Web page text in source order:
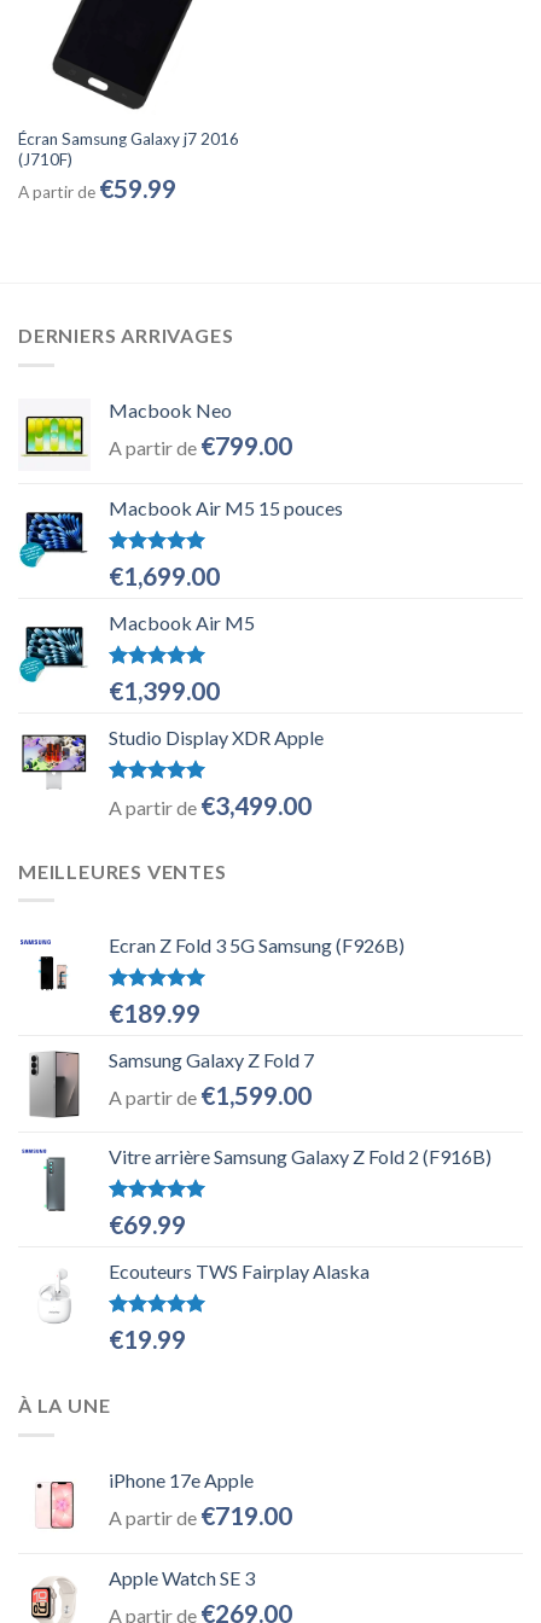
Écran Samsung Galaxy j7 2016
(J710F)
A partir de €59.99
DERNIERS ARRIVAGES
Macbook Neo
A partir de €799.00
Macbook Air M5 15 pouces
Note5.00
sur 5
€1,699.00
Macbook Air M5
Note5.00
sur 5
€1,399.00
Studio Display XDR Apple
Note 5.00
sur 5
A partir de €3,499.00
MEILLEURES VENTES
Ecran Z Fold 3 5G Samsung (F926B)
Note5.00
sur 5
€189.99
Samsung Galaxy Z Fold 7
A partir de €1,599.00
Vitre arrière Samsung Galaxy Z Fold 2 (F916B)
Note 5.00
sur 5
€69.99
Ecouteurs TWS Fairplay Alaska
Note 5.00
sur 5
€19.99
À LA UNE
iPhone 17e Apple
A partir de €719.00
Apple Watch SE 3
A partir de €269.00